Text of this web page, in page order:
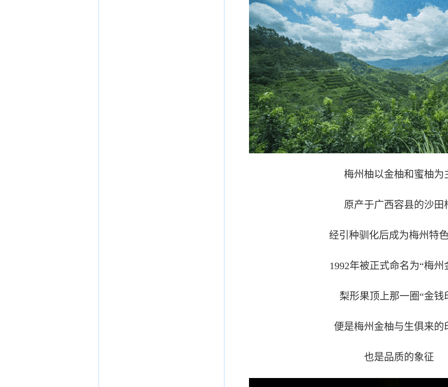
梅州柚以金柚和蜜柚为
原产于广西容县的沙田
经引种驯化后成为梅州特
1992年被正式命名为“梅州
梨形果顶上那一圈“金钱
便是梅州金柚与生俱来的
也是品质的象征